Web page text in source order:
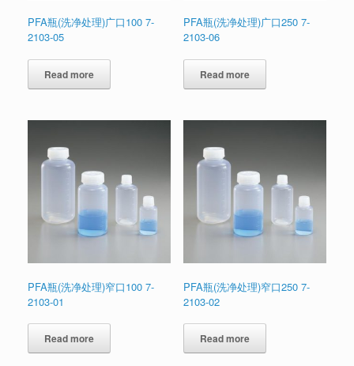
PFA瓶(洗净处理)广口100 7-
2103-05
Read more
PFA瓶(洗净处理)广口250 7-
2103-06
Read more
PFA瓶(洗净处理)窄口100 7-
2103-01
Read more
PFA瓶(洗净处理)窄口250 7-
2103-02
Read more